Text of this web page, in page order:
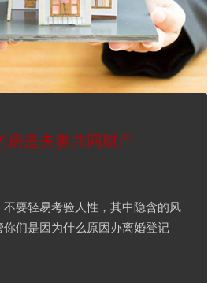
房是夫妻共同财产
要轻易考验人性，其中隐含的风
们是因为什么原因办离婚登记